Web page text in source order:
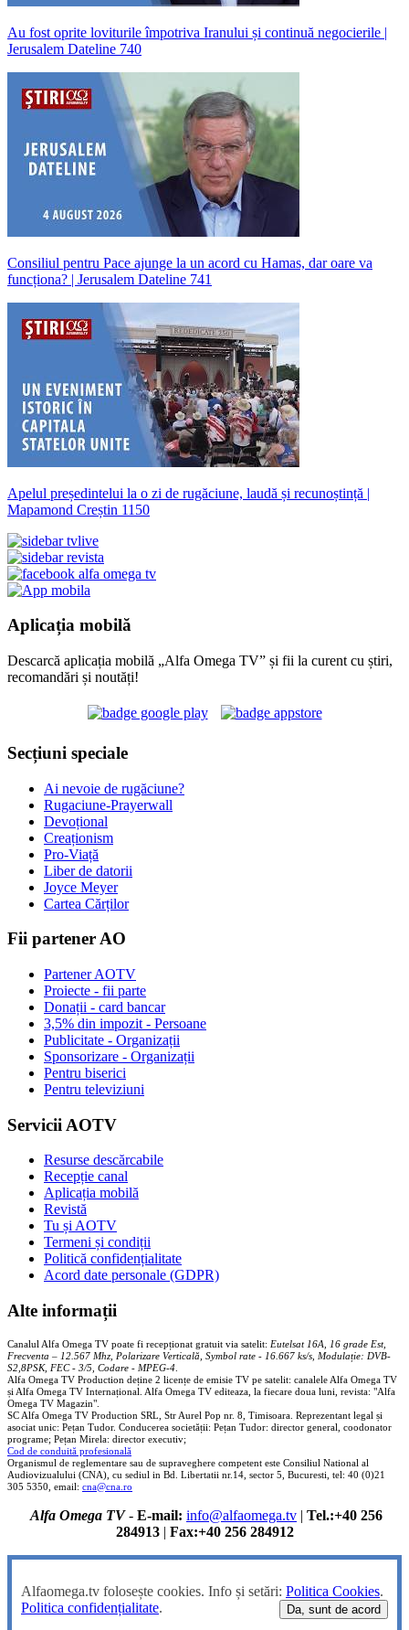
Au fost oprite loviturile împotriva Iranului și continuă negocierile |
Jerusalem Dateline 740
Consiliul pentru Pace ajunge la un acord cu Hamas, dar oare va
funcționa? | Jerusalem Dateline 741
Apelul președintelui la o zi de rugăciune, laudă și recunoștință |
Mapamond Creștin 1150
Aplicația mobilă
Descarcă aplicația mobilă „Alfa Omega TV” și fii la curent cu știri,
recomandări și noutăți!
Secțiuni speciale
Ai nevoie de rugăciune?
Rugaciune-Prayerwall
Devoțional
Creaționism
Pro-Viață
Liber de datorii
Joyce Meyer
Cartea Cărților
Fii partener AO
Partener AOTV
Proiecte - fii parte
Donații - card bancar
3,5% din impozit - Persoane
Publicitate - Organizații
Sponsorizare - Organizații
Pentru biserici
Pentru televiziuni
Servicii AOTV
Resurse descărcabile
Recepție canal
Aplicația mobilă
Revistă
Tu și AOTV
Termeni și condiții
Politică confidențialitate
Acord date personale (GDPR)
Alte informații
Canalul Alfa Omega TV poate fi recepționat gratuit via satelit: Eutelsat 16A, 16 grade Est,
Frecventa – 12.567 Mhz, Polarizare Verticală, Symbol rate - 16.667 ks/s, Modulație: DVB-
S2,8PSK, FEC - 3/5, Codare - MPEG-4
Alfa Omega TV Production deține 2 licențe de emisie TV pe satelit: canalele Alfa Omega TV
și Alfa Omega TV Internațional. Alfa Omega TV editeaza, la fiecare doua luni, revista: "Alfa
Omega TV Magazin".
SC Alfa Omega TV Production SRL, Str Aurel Pop nr. 8, Timisoara. Reprezentant legal și
asociat unic: Pețan Tudor. Conducerea societății: Pețan Tudor: director general, coodonator
programe; Pețan Mirela: director executiv;
Cod de conduită profesională
Organismul de reglementare sau de supraveghere competent este Consiliul National al
Audiovizualului (CNA), cu sediul in Bd. Libertatii nr.14, sector 5, Bucuresti, tel: 40 (0)21
305 5350, email: cna@cna.ro
Alfa Omega TV- E-mail: info@alfaomega.tv | Tel.:+40 256
284913| Fax:+40 256 284912
Alfaomega.tv folosește cookies. Info și setări: Politica Cookies.
Politica confidențialitate. Da, sunt de acord